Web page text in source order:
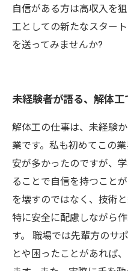
自信がある方は高収入を
工としての新たなスター
を送ってみませんか?
未経験者が語る、解体
解体工の仕事は、未経験
業です。私も初めてこの
安が多かったのですが、
ることで自信を持つこと
を壊すのではなく、技術
特に安全に配慮しながら
す。 職場では先輩方のサ
とや困ったことがあれば